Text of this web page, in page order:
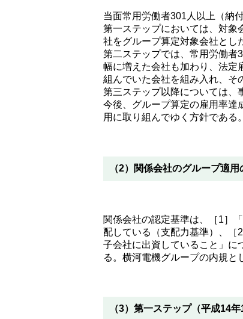
当面常用労働者301人以上（納
第一ステップにおいては、対象
社をグループ算定対象会社とし
第二ステップでは、常用労働者
幅に増えた会社も加わり、法定
組んでいた会社を組み入れ、そ
第三ステップ以降については、
今後、グループ算定の雇用率達
用に取り組んでゆく方針である。
（2）関係会社のグループ適
関係会社の認定基準は、［1］
配している（支配力基準）、［
子会社に出資していること」に
る。横河電機グループの内規と
（3）第一ステップ（平成14年